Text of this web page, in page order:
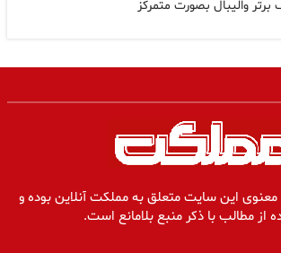
برتر والیبال بصورت متمرکز
این سایت متعلق به مملکت آنلاین بوده و
از مطالب با ذکر منبع بلامانع است.